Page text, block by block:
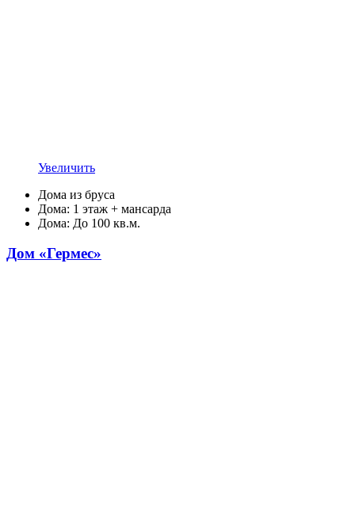
Увеличить
Дома из бруса
Дома: 1 этаж + мансарда
Дома: До 100 кв.м.
Дом «Гермес»